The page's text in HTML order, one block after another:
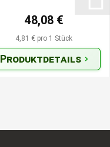
48,08 €
4,81 € pro 1 Stück
Produktdetails